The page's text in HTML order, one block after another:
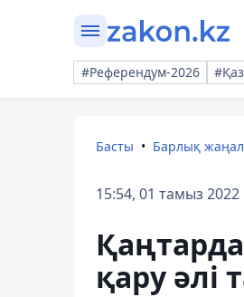
#Референдум-2026
Басты Барлық
15:54, 01 тамыз 2022
қару әлі